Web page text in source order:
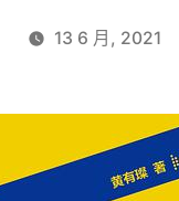
13 6 月, 2021